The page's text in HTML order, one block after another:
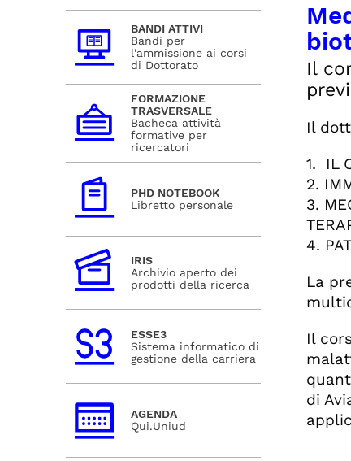
Il
Il
1. IL
2.
3.
4.
La
Il
di
BANDI ATTIVI
Bandi per
l'ammissione ai corsi
di Dottorato
FORMAZIONE
TRASVERSALE
Bacheca attività
formative per
ricercatori
PHD NOTEBOOK
Libretto personale
IRIS
Archivio aperto dei
prodotti della ricerca
ESSE3
Sistema informatico di
gestione della carriera
AGENDA
Qui.Uniud